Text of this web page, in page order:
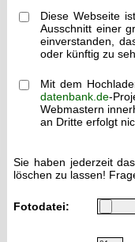
Diese Webseite
Ausschnitt einer
einverstanden,
oder künftig zu
Mit dem
datenbank.de-
Webmastern
an Dritte erfolgt
Sie haben jederzeit
löschen zu lassen!
Fotodatei: